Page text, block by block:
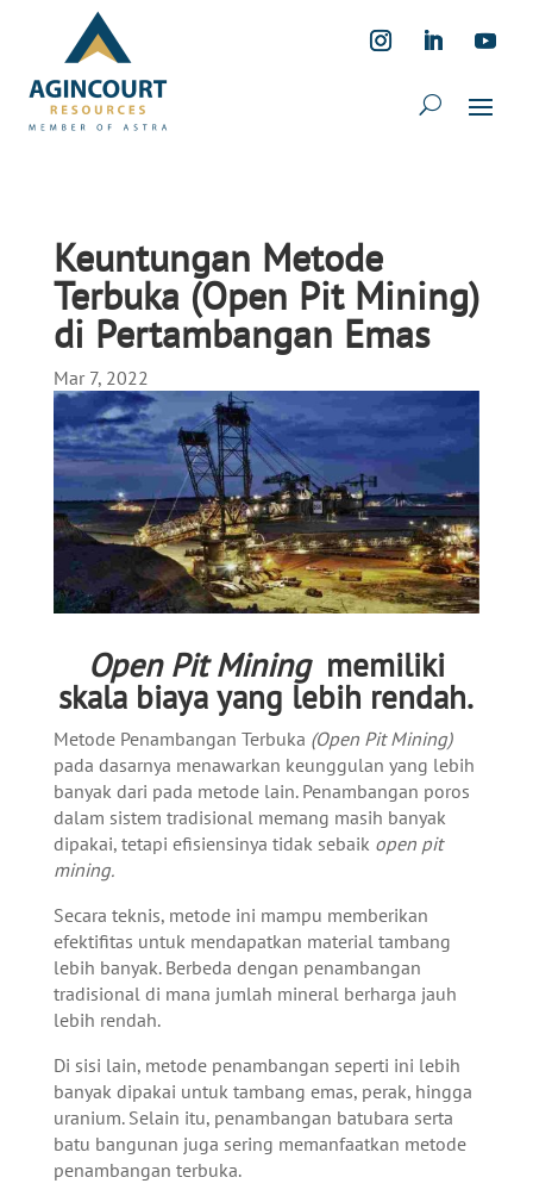
Keuntungan Metode
Terbuka (Open Pit Mining)
di Pertambangan Emas
Mar 7, 2022
Open Pit Mining memiliki
skala biaya yang lebih rendah.
Metode Penambangan Terbuka (Open Pit Mining)
pada dasarnya menawarkan keunggulan yang lebih
banyak dari pada metode lain. Penambangan poros
dalam sistem tradisional memang masih banyak
dipakai, tetapi efisiensinya tidak sebaik open pit
mining.
Secara teknis, metode ini mampu memberikan
efektifitas untuk mendapatkan material tambang
lebih banyak. Berbeda dengan penambangan
tradisional di mana jumlah mineral berharga jauh
lebih rendah.
Di sisi lain, metode penambangan seperti ini lebih
banyak dipakai untuk tambang emas, perak, hingga
uranium. Selain itu, penambangan batubara serta
batu bangunan juga sering memanfaatkan metode
penambangan terbuka.